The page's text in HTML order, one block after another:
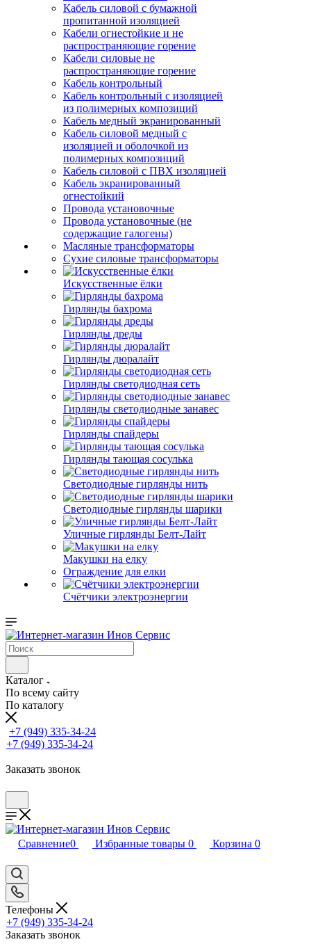
Кабель силовой с бумажной
пропитанной изоляцией
Кабели огнестойкие и не
распространяющие горение
Кабели силовые не
распространяющие горение
Кабель контрольный
Кабель контрольный с изоляцией
из полимерных композиций
Кабель медный экранированный
Кабель силовой медный с
изоляцией и оболочкой из
полимерных композиций
Кабель силовой с ПВХ изоляцией
Кабель экранированный
огнестойкий
Провода установочные
Провода установочные (не
содержащие галогены)
Масляные трансформаторы
Сухие силовые трансформаторы
Искусственные ёлки
Гирлянды бахрома
Гирлянды дреды
Гирлянды дюралайт
Гирлянды светодиодная сеть
Гирлянды светодиодные занавес
Гирлянды спайдеры
Гирлянды тающая сосулька
Светодиодные гирлянды нить
Светодиодные гирлянды шарики
Уличные гирлянды Белт-Лайт
Макушки на елку
Ограждение для елки
Счётчики электроэнергии
Каталог
По всему сайту
По каталогу
+7 (949) 335-34-24
+7 (949) 335-34-24
Заказать звонок
Сравнение0 Избранные товары 0 Корзина 0
Телефоны
+7 (949) 335-34-24
Заказать звонок